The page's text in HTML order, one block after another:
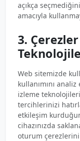
açıkça
amacıyla
3.
Web sitemizde
kullanımını
izleme
tercihlerinizi
etkileşim
cihazınızda
oturum çerezlerini